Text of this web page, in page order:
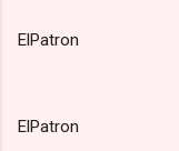
ElPatron
ElPatron